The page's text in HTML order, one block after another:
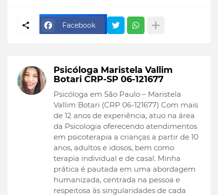
Facebook
Psicóloga Maristela Vallim
Botari CRP-SP 06-121677
Psicóloga em São Paulo – Maristela
Vallim Botari (CRP 06-121677) Com mais
de 12 anos de experiência, atuo na área
da Psicologia oferecendo atendimentos
em psicoterapia a crianças a partir de 10
anos, adultos e idosos, bem como
terapia individual e de casal. Minha
prática é pautada em uma abordagem
humanizada, centrada na pessoa e
respeitosa às singularidades de cada